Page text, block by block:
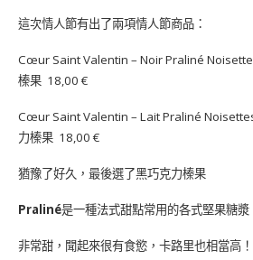
這次情人節有出了兩項情人節商品：
Cœur Saint Valentin – Noir Praliné
榛果 18,00 €
Cœur Saint Valentin – Lait Praliné
力榛果 18,00 €
猶豫了好久，最後選了黑巧克力榛果
Praliné是一種法式甜點常用的各式堅果糖漿
非常甜，聞起來很有食慾，卡路里也相當高